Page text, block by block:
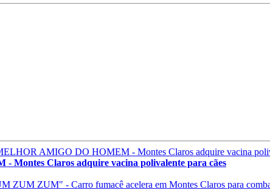
Claros adquire vacina polivalente para cães